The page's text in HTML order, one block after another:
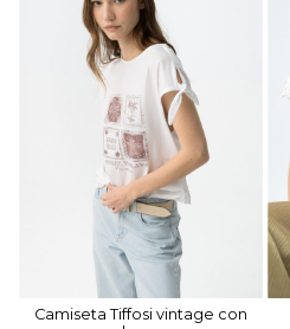
Camiseta Tiffosi vintage con